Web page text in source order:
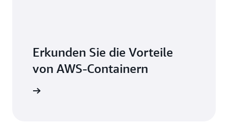
Erkunden Sie die Vorteile
von AWS-Containern